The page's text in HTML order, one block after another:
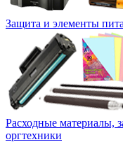
Защита и элементы
Расходные материалы,
оргтехники